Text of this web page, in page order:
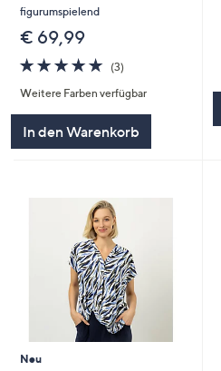
figurumspielend
€ 69,99
5.0
von
5
(3)
Weitere Farben verfügbar
In den Warenkorb
Neu